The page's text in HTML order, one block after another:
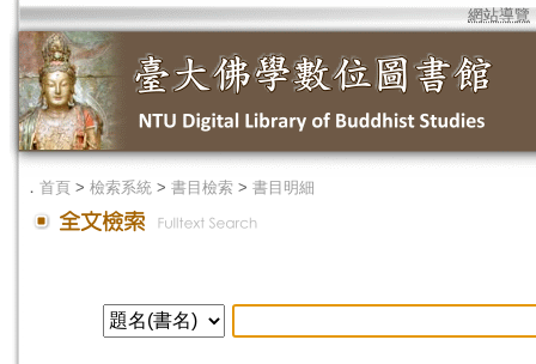
網站導覽
． 首頁 > 檢索系統 > 書目檢索 > 書目明細